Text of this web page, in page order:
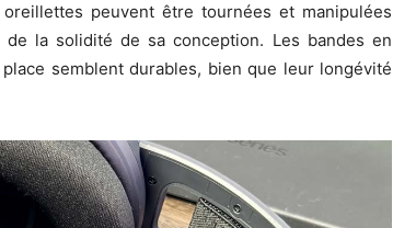
peuvent être tournées et manipulées
la solidité de sa conception. Les bandes en
semblent durables, bien que leur longévité